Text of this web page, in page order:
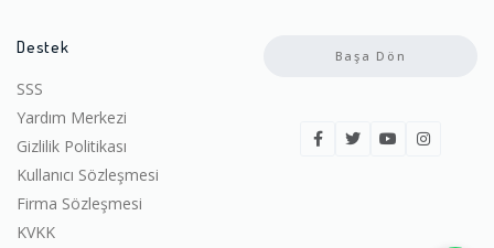
Destek
SSS
Yardım Merkezi
Gizlilik Politikası
Kullanıcı Sözleşmesi
Firma Sözleşmesi
KVKK
Başa Dön